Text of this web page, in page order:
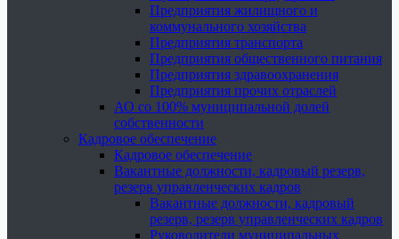
Предприятия жилищного и
коммунального хозяйства
Предприятия транспорта
Предприятия общественного питания
Предприятия здравоохранения
Предприятия прочих отраслей
АО со 100% муниципальной долей
собственности
Кадровое обеспечение
Кадровое обеспечение
Вакантные должности, кадровый резерв,
резерв управленческих кадров
Вакантные должности, кадровый
резерв, резерв управленческих кадров
Руководители муниципальных